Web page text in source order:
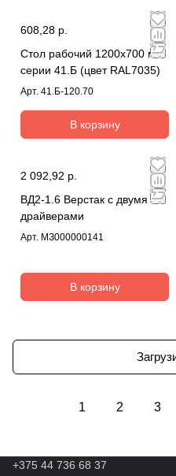
608,28 р.
Стол рабочий 1200х700 мм
серии 41.Б (цвет RAL7035)
Арт. 41.Б-120.70
В корзину
2 092,92 р.
ВД2-1.6 Верстак с двумя
драйверами
Арт. МЗ000000141
В корзину
1 2 3
+375 44 736 68 37